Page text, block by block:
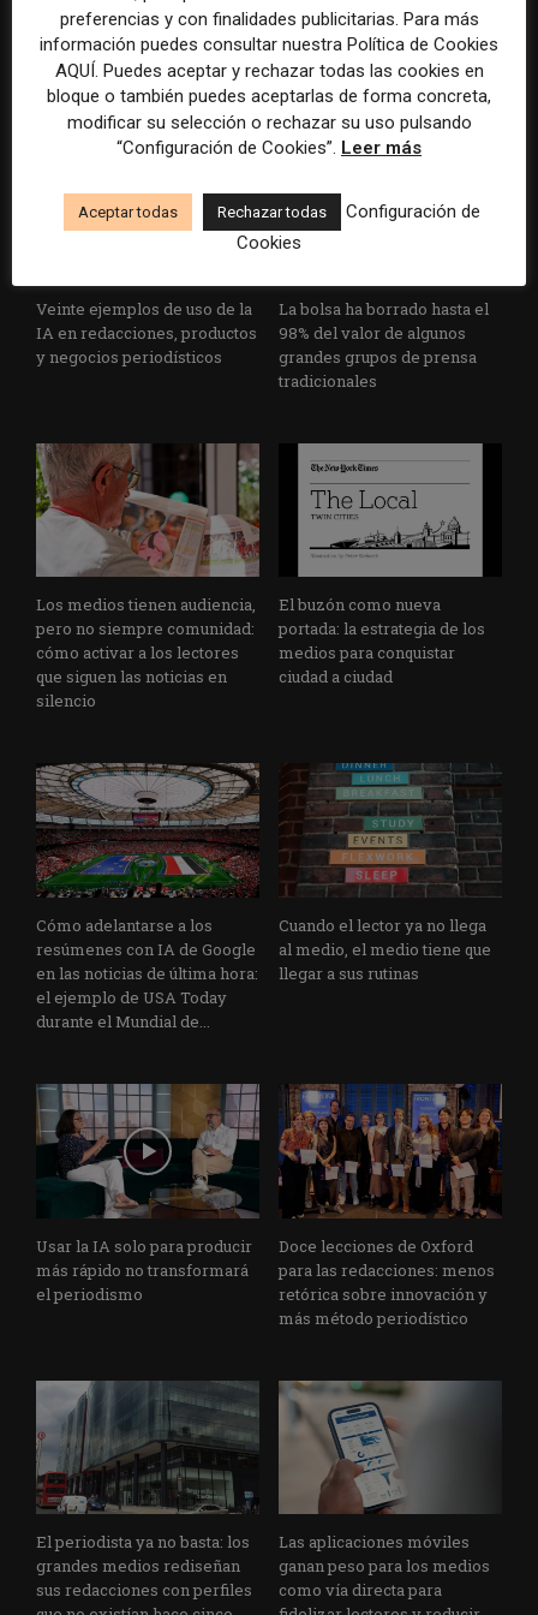
tecnológico de los medios ya
no es la falta de
herramientas, sino su
desconexión
principales estrategias de los
medios ante la IA, la pérdida
de ingresos y los cambios de
consumo
Veinte ejemplos de uso de la
IA en redacciones, productos
y negocios periodísticos
La bolsa ha borrado hasta el
98% del valor de algunos
grandes grupos de prensa
tradicionales
Los medios tienen audiencia,
pero no siempre comunidad:
cómo activar a los lectores
que siguen las noticias en
silencio
El buzón como nueva
portada: la estrategia de los
medios para conquistar
ciudad a ciudad
Cómo adelantarse a los
resúmenes con IA de Google
en las noticias de última hora:
el ejemplo de USA Today
durante el Mundial de...
Cuando el lector ya no llega
al medio, el medio tiene que
llegar a sus rutinas
Usar la IA solo para producir
más rápido no transformará
el periodismo
Doce lecciones de Oxford
para las redacciones: menos
retórica sobre innovación y
más método periodístico
El periodista ya no basta: los
grandes medios rediseñan
sus redacciones con perfiles
Las aplicaciones móviles
ganan peso para los medios
como vía directa para
preferencias y con finalidades publicitarias. Para más
información puedes consultar nuestra Política de Cookies
AQUÍ. Puedes aceptar y rechazar todas las cookies en
bloque o también puedes aceptarlas de forma concreta,
modificar su selección o rechazar su uso pulsando
“Configuración de Cookies”. Leer más
Aceptar todas Rechazar todas
Configuración de
Cookies